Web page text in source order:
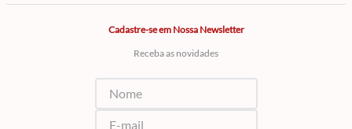
Cadastre-se em Nossa Newsletter
Receba as novidades